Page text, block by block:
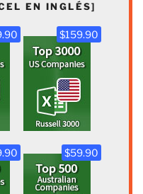
EN INGLÉS]
$159.90
$59.90